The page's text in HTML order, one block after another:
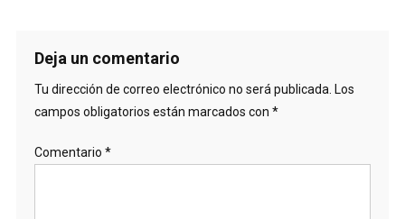
Deja un comentario
Tu dirección de correo electrónico no será publicada. Los
campos obligatorios están marcados con *
Comentario *